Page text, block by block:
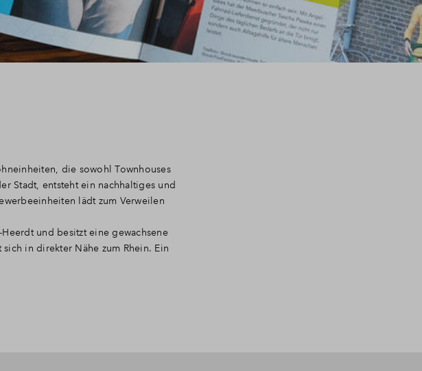
die sowohl Townhouses
Stadt, entsteht ein nachhaltiges und
lädt zum Verweilen
und besitzt eine gewachsene
in direkter Nähe zum Rhein. Ein